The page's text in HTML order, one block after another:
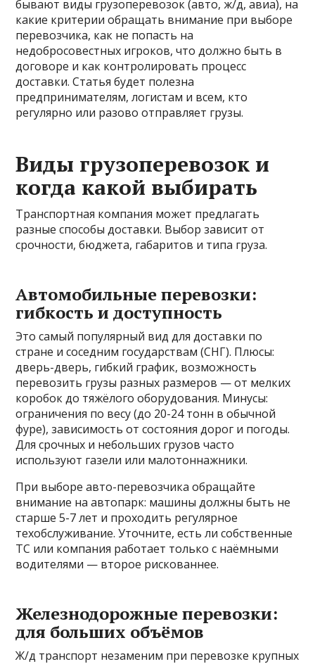
бывают виды грузоперевозок (авто, ж/д, авиа), на
какие критерии обращать внимание при выборе
перевозчика, как не попасть на
недобросовестных игроков, что должно быть в
договоре и как контролировать процесс
доставки. Статья будет полезна
предпринимателям, логистам и всем, кто
регулярно или разово отправляет грузы.
Виды грузоперевозок и
когда какой выбирать
Транспортная компания может предлагать
разные способы доставки. Выбор зависит от
срочности, бюджета, габаритов и типа груза.
Автомобильные перевозки:
гибкость и доступность
Это самый популярный вид для доставки по
стране и соседним государствам (СНГ). Плюсы:
дверь-дверь, гибкий график, возможность
перевозить грузы разных размеров — от мелких
коробок до тяжёлого оборудования. Минусы:
ограничения по весу (до 20-24 тонн в обычной
фуре), зависимость от состояния дорог и погоды.
Для срочных и небольших грузов часто
используют газели или малотоннажники.
При выборе авто-перевозчика обращайте
внимание на автопарк: машины должны быть не
старше 5-7 лет и проходить регулярное
техобслуживание. Уточните, есть ли собственные
ТС или компания работает только с наёмными
водителями — второе рискованнее.
Железнодорожные перевозки:
для больших объёмов
Ж/д транспорт незаменим при перевозке крупных